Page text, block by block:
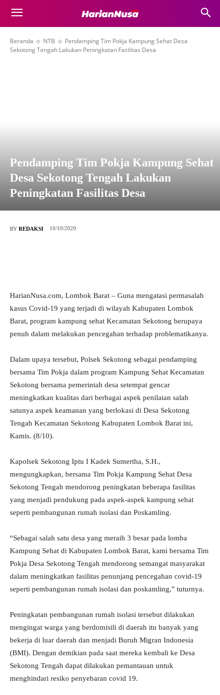
Beranda NTB
Pendamping Tim Pokja Kampung Sehat Desa
Sekotong Tengah Lakukan Peningkatan Fasilitas Desa
Pendamping Tim Pokja Kampung Sehat
Desa Sekotong Tengah Lakukan
Peningkatan Fasilitas Desa
BY REDAKSI 10/10/2020
HarianNusa.com, Lombok Barat – Guna mengatasi permasalah
kasus Covid-19 yang terjadi di wilayah Kabupaten Lombok
Barat, program kampung sehat Kecamatan Sekotong berupaya
penuh dalam melakukan pencegahan terhadap problematikanya.
Dalam upaya tersebut, Polsek Sekotong sebagai pendamping
bersama Tim Pokja dalam program Kampung Sehat Kecamatan
Sekotong bersama pemerintah desa setempat gencar
meningkatkan kualitas dari berbagai aspek penilaian salah
satunya aspek keamanan yang berlokasi di Desa Sekotong
Tengah Kecamatan Sekotong Kabupaten Lombok Barat ini,
Kamis. (8/10).
Kapolsek Sekotong Iptu I Kadek Sumertha, S.H.,
mengungkapkan, bersama Tim Pokja Kampung Sehat Desa
Sekotong Tengah mendorong peningkatan beberapa fasilitas
yang menjadi pendukung pada aspek-aspek kampung sehat
seperti pembangunan rumah isolasi dan Poskamling.
“Sebagai salah satu desa yang meraih 3 besar pada lomba
Kampung Sehat di Kabupaten Lombok Barat, kami bersama Tim
Pokja Desa Sekotong Tengah mendorong semangat masyarakat
dalam meningkatkan fasilitas penunjang pencegahan covid-19
seperti pembangunan rumah isolasi dan poskamling,” tuturnya.
Peningkatan pembangunan rumah isolasi tersebut dilakukan
mengingat warga yang berdomisili di daerah itu banyak yang
bekerja di luar daerah dan menjadi Buruh Migran Indonesia
(BMI). Dengan demikian pada saat mereka kembali ke Desa
Sekotong Tengah dapat dilakukan pemantauan untuk
menghindari resiko penyebaran covid 19.